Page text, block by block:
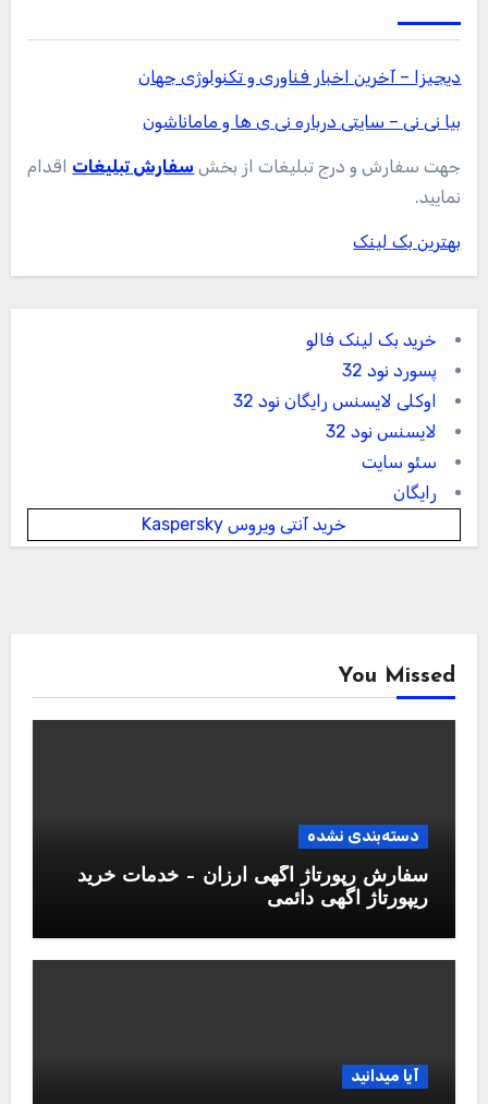
دیجیزا – آخرین اخبار فناوری و تکنولوژی جهان
بیا نی نی – سایتی درباره نی ی ها و ماماناشون
جهت سفارش و درج تبلیغات از بخش سفارش تبلیغات اقدام
نمایید.
بهترین بک لینک
خرید بک لینک فالو
پسورد نود 32
اوکلی لایسنس رایگان نود 32
لایسنس نود 32
سئو سایت
رایگان
خرید آنتی ویروس Kaspersky
You Missed
دسته‌بندی نشده
سفارش رپورتاژ آگهی ارزان – خدمات خرید
ریپورتاژ اگهی دائمی
آیا میدانید